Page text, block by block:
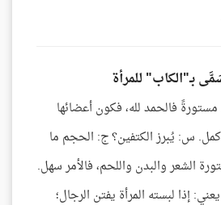
بـ"الكاب" للمرأة
فالحمد لله، فكون أعضائها
س: يُبرز الكتفين؟ ج: الحجم ما
الشعر والبدن واللحم، فالأمر سهل.
إذا لبسته المرأة يفتن الرجال؛